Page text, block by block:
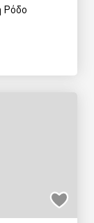
Ρόδο